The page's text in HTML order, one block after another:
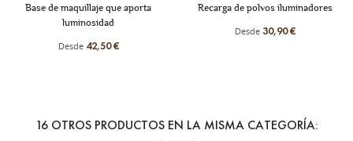
Base de maquillaje que aporta
luminosidad
Desde 42,50 €
Recarga de polvos iluminadores
Desde 30,90 €
16 OTROS PRODUCTOS EN LA MISMA CATEGORÍA: